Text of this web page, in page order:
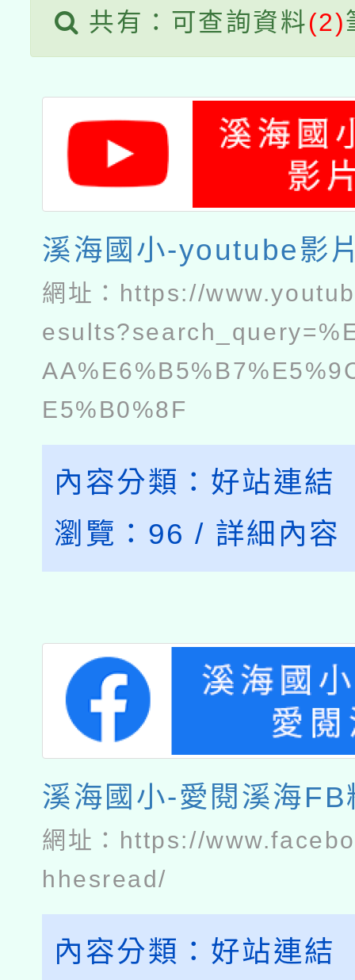
共有：可查詢資料(2)
溪海國小-youtube影
網址：
https://
E5%B0%8F
內容分類： 好站連結
瀏覽： 96 / 詳細內容
溪海國小-愛閱溪海FB
網址： https://
hhesread/
內容分類： 好站連結